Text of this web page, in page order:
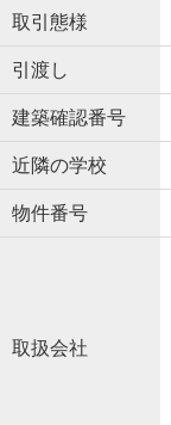
取引態様
引渡し
建築確認番号
近隣の学校
物件番号
取扱会社